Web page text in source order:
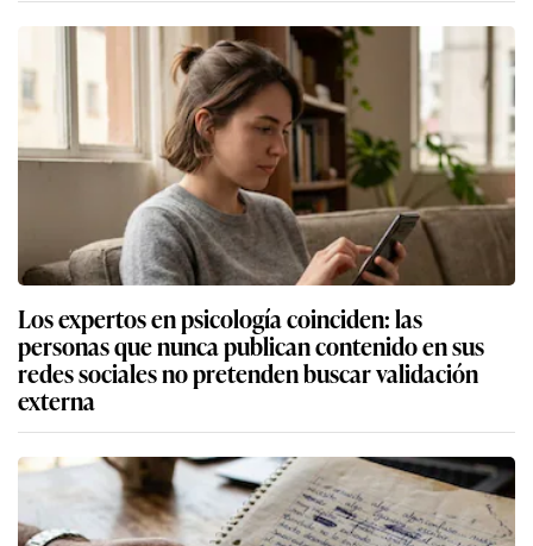
Los expertos en psicología coinciden: las
personas que nunca publican contenido en sus
redes sociales no pretenden buscar validación
externa